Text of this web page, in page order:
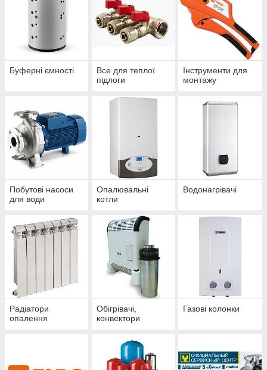
Буферні ємності
Все для теплої
підлоги
Інструменти для
монтажу
Побутові насоси
для води
Опалювальні
котли
Водонагрівачі
Радіатори
опалення
Обігрівачі,
конвектори
Газові колонки